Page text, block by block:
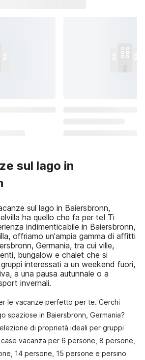
sul lago in
sul lago in Baiersbronn,
ha quello che fa per te! Ti
indimenticabile in Baiersbronn,
offriamo un'ampia gamma di affitti
Germania, tra cui ville,
bungalow e chalet che si
interessati a un weekend fuori,
a una pausa autunnale o a
invernali.
le vacanze perfetto per te. Cerchi
spaziose in Baiersbronn, Germania?
di proprietà ideali per gruppi
vacanza per 6 persone, 8 persone,
14 persone, 15 persone e persino